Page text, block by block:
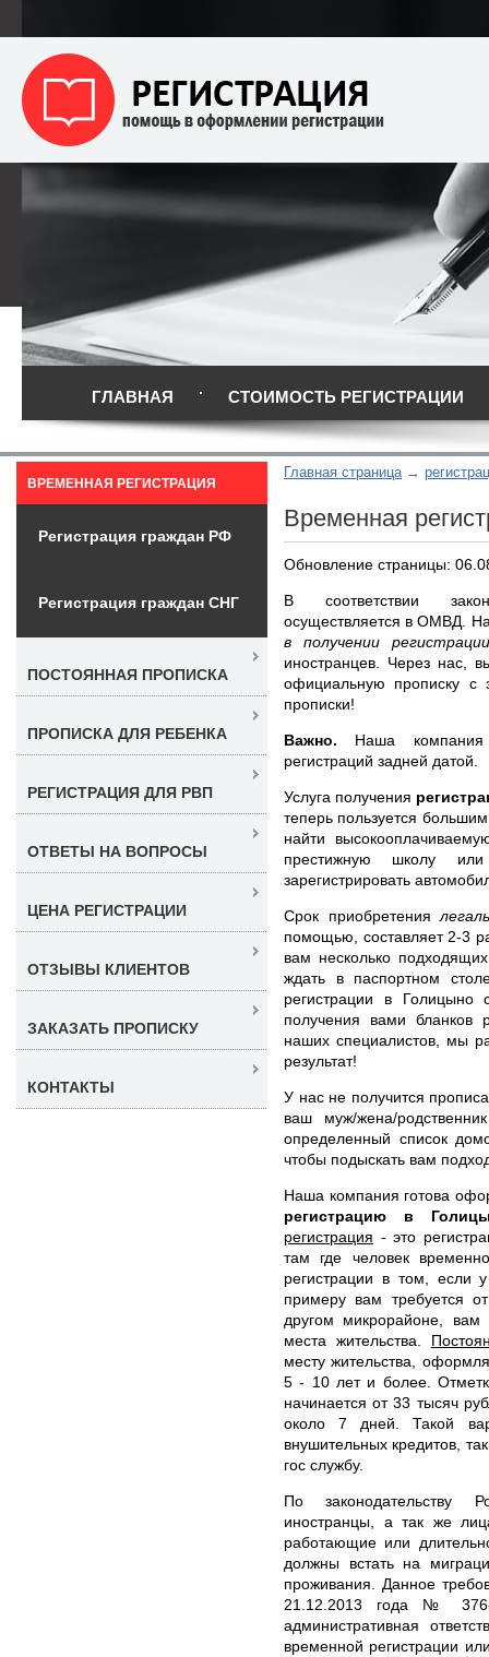
ГЛАВНАЯ СТОИМОСТЬ РЕГИСТРАЦИИ
Главная страница
Временная
Обновление страницы:
В соответствии
осуществляется в ОМВД.
в получении
иностранцев. Через нас,
официальную прописку с
прописки!
Важно. Наша компания
регистраций задней датой.
Услуга получения
теперь пользуется
найти
престижную школу
зарегистрировать
Срок приобретения
помощью, составляет 2-3
вам несколько
ждать в паспортном
регистрации в
получения вами бланков
наших специалистов, мы
результат!
У нас не получится
ваш муж/жена/
определенный список
чтобы подыскать вам
Наша компания готова
регистрацию в
регистрация - это
там где человек
регистрации в том, если
примеру вам требуется
другом микрорайоне, вам
места жительства.
месту жительства,
5 - 10 лет и более.
начинается от 33 тысяч
около 7 дней. Такой
внушительных кредитов,
гос службу.
По законодательству
иностранцы, а так же
работающие или
должны встать на
проживания. Данное
21.12.2013 года № 376-
административная
временной регистрации
ВРЕМЕННАЯ РЕГИСТРАЦИЯ
Регистрация граждан РФ
Регистрация граждан СНГ
ПОСТОЯННАЯ ПРОПИСКА
ПРОПИСКА ДЛЯ РЕБЕНКА
РЕГИСТРАЦИЯ ДЛЯ РВП
ОТВЕТЫ НА ВОПРОСЫ
ЦЕНА РЕГИСТРАЦИИ
ОТЗЫВЫ КЛИЕНТОВ
ЗАКАЗАТЬ ПРОПИСКУ
КОНТАКТЫ